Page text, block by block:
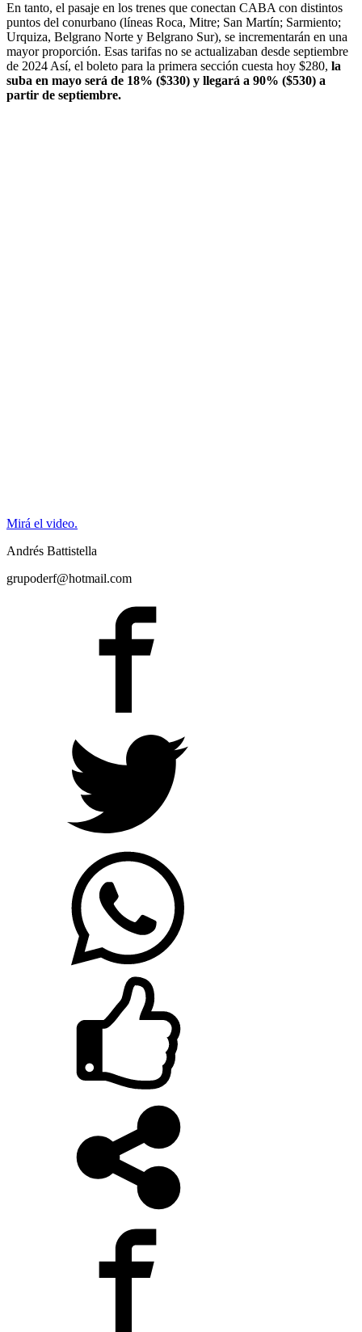
En tanto, el pasaje en los trenes que conectan CABA con distintos
puntos del conurbano (líneas Roca, Mitre; San Martín; Sarmiento;
Urquiza, Belgrano Norte y Belgrano Sur), se incrementarán en una
mayor proporción. Esas tarifas no se actualizaban desde septiembre
de 2024 Así, el boleto para la primera sección cuesta hoy $280, la
suba en mayo será de 18% ($330) y llegará a 90% ($530) a
partir de septiembre.
Mirá el video.
Andrés Battistella
grupoderf@hotmail.com